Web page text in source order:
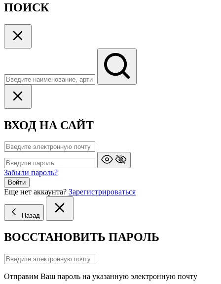
ПОИСК
ВХОД НА САЙТ
Забыли пароль?
Войти
Еще нет аккаунта? Зарегистрироваться
Назад
ВОССТАНОВИТЬ ПАРОЛЬ
Отправим Ваш пароль на указанную электронную почту